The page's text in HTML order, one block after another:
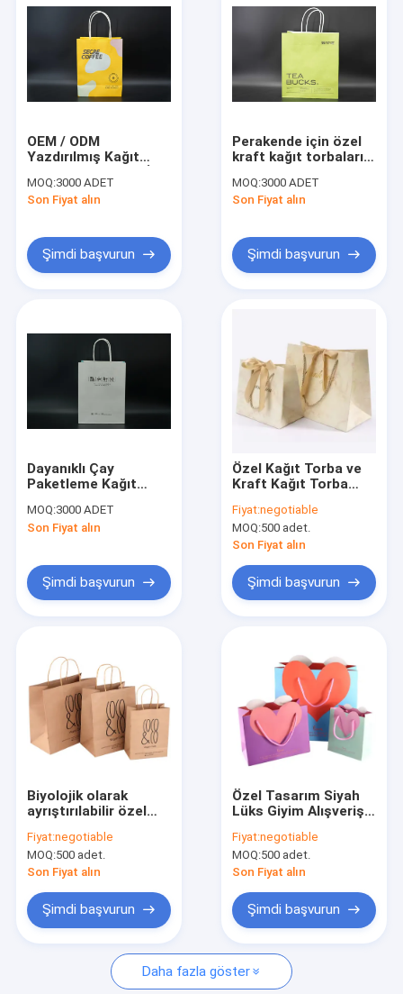
Ürünler
Hakkımızda
Fabrika turu
Haberler
Ekolojik Kağıt Torbaları
Kraft Kağıt Torbalar
OEM / ODM
Yazdırılmış Kağıt
Kullanımı İçin Özel
Kağıt Çantaları
MOQ:3000 ADET
Son Fiyat alın
Şimdi başvurun
Perakende için özel
kraft kağıt torbaları
torba geri
dönüştürülebilir
MOQ:3000 ADET
Son Fiyat alın
Şimdi başvurun
Dayanıklı Çay
Paketleme Kağıt
Ağırlıklı Beyaz Hediye
Torbaları
MOQ:3000 ADET
Son Fiyat alın
Şimdi başvurun
Özel Kağıt Torba ve
Kraft Kağıt Torba
Tavuk Alışveriş
Torbaları Gıda Paketi
Tek kullanımlık CMYK
Fiyat:negotiable
MOQ:500 adet.
Son Fiyat alın
Şimdi başvurun
Biyolojik olarak
ayrıştırılabilir özel
dükkanı fırıncılık için
el Kraft kağıt torba
ile kahverengi
Fiyat:negotiable
MOQ:500 adet.
Son Fiyat alın
Şimdi başvurun
Özel Tasarım Siyah
Lüks Giyim Alışveriş
Kağıt Çantalar Giyim
Fiyat:negotiable
MOQ:500 adet.
Son Fiyat alın
Şimdi başvurun
Daha fazla göster